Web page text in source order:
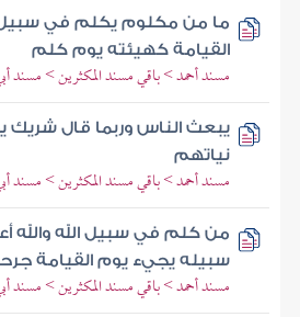
ما من مكلوم يكلم في سبيل
القيامة كهيئته يوم كلم
مسند أحمد > باقي مسند المكثرين > مسند
يبعث الناس وربما قال شريك
نياتهم
مسند أحمد > باقي مسند المكثرين > مسند
من كلم في سبيل الله والله
سبيله يجيء يوم القيامة
مسند أحمد > باقي مسند المكثرين > مسند